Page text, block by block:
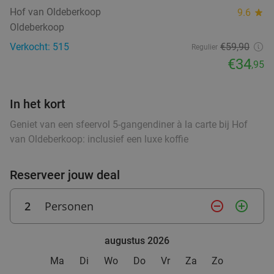
food
food
Wo Do
Hof van Oldeberkoop
9.6star
27 min.directions_car
Vandaag Wo Do Vr
Heerlijkheid
star
Marum 28 min.
Hof van Oldeberkoop 9.6 star
Oldeberkoop
Verkocht: 515
Regulier €59,90
€34,95
In het kort
Geniet van een sfeervol 5-gangendiner à la carte bij Hof
van Oldeberkoop: inclusief een luxe koffie
Reserveer jouw deal
2 Personen remove_circle_outline add_circle_outline
augustus 2026
Ma
Di Wo Do Vr Za Zo